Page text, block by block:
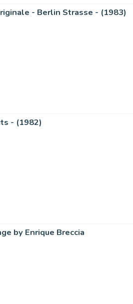
- Berlin Strasse - (1983)
- (1982)
by Enrique Breccia